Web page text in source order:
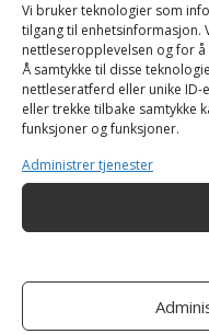
Vi bruker teknologier som
tilgang til
nettleseropplevelsen og for
Å samtykke til disse
nettleseratferd eller unike ID-
eller trekke tilbake samtykke
funksjoner og funksjoner.
Administrer tjenester
Suppleringsutstyr
Malekoster
Spray
Ruller
Malerpistoler, dyser,